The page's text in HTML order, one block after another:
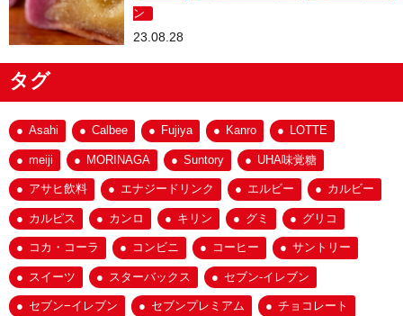
ン
23.08.28
タグ
Asahi Calbee Fujiya Kanro LOTTE
meiji MORINAGA Suntory UHA味覚糖
アサヒ飲料 エナジードリンク エルビー カルビー
カルピス カンロ キリン グミ グリコ
コカ・コーラ コンビニ コーヒー サントリー
スイーツ スターバックス セブン-イレブン
セブン−イレブン セブンプレミアム チョコレート